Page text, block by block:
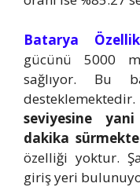
Batarya
gücünü 5000
sağlıyor. Bu
desteklemektedir.
seviyesine
dakika
özelliği yoktur.
giriş yeri